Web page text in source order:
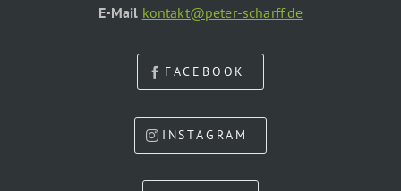
E-Mail kontakt@peter-scharff.de
FACEBOOK
INSTAGRAM